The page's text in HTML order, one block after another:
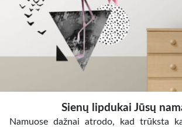
Sienų lipdukai Jūsų
Namuose dažnai atrodo, kad trūksta